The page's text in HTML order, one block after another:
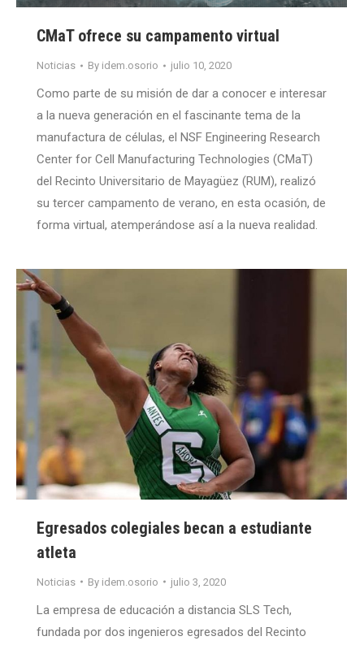
CMaT ofrece su campamento virtual
Noticias By idem.osorio julio 10, 2020
Como parte de su misión de dar a conocer e interesar
a la nueva generación en el fascinante tema de la
manufactura de células, el NSF Engineering Research
Center for Cell Manufacturing Technologies (CMaT)
del Recinto Universitario de Mayagüez (RUM), realizó
su tercer campamento de verano, en esta ocasión, de
forma virtual, atemperándose así a la nueva realidad.
Egresados colegiales becan a estudiante
atleta
Noticias By idem.osorio julio 3, 2020
La empresa de educación a distancia SLS Tech,
fundada por dos ingenieros egresados del Recinto